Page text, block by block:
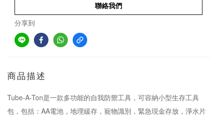
聯絡我們
分享到
商品描述
Tube-A-Ton是一款多功能的自我防禦工具，可容納小型生存工具
包，包括：AA電池，地理緩存，寵物識別，緊急現金存放，淨水片